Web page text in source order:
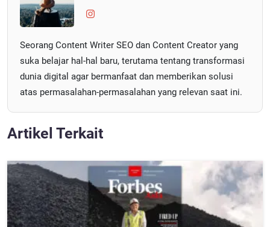
Seorang Content Writer SEO dan Content Creator yang
suka belajar hal-hal baru, terutama tentang transformasi
dunia digital agar bermanfaat dan memberikan solusi
atas permasalahan-permasalahan yang relevan saat ini.
Artikel Terkait